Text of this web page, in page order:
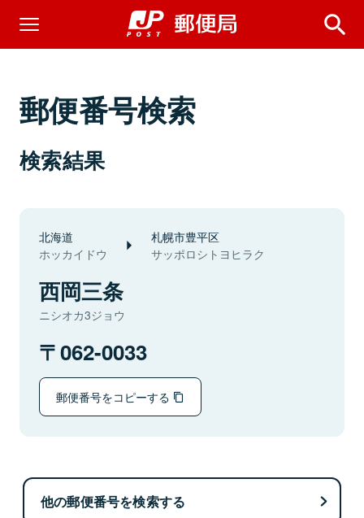
郵便番号検索
検索結果
北海道
ホッカイドウ
札幌市豊平区
サッポロシトヨヒラク
西岡三条
ニシオカ3ジョウ
062-0033
郵便番号をコピーする
他の郵便番号を検索する